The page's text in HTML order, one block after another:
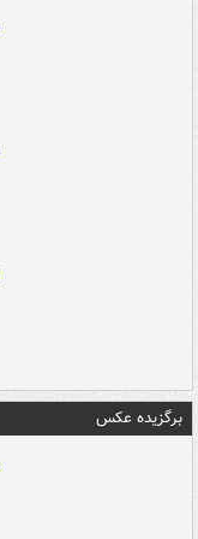
برگزیده عکس